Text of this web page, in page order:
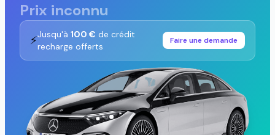
Prix inconnu
⚡Jusqu'à 100 € de crédit
recharge offerts
Faire une demande